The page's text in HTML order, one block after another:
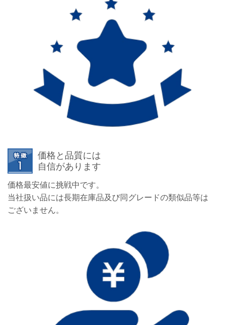
価格と品質には
自信があります
価格最安値に挑戦中です。
当社扱い品には長期在庫品及び同グレードの類似品等は
ございません。